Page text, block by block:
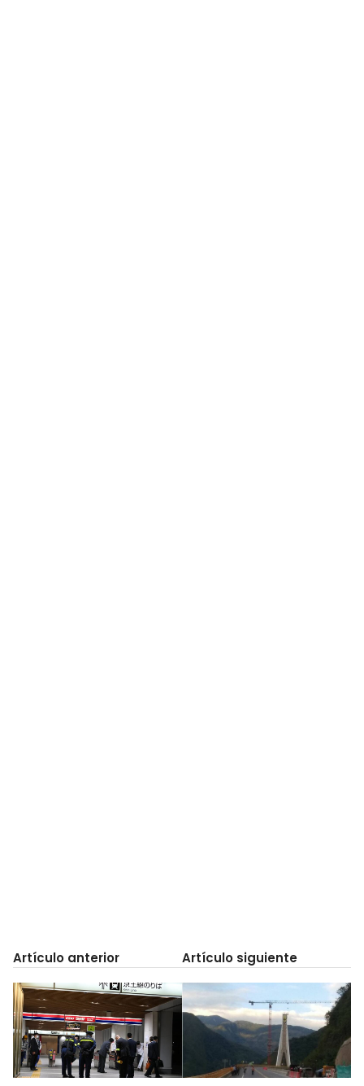
Artículo anterior Artículo siguiente